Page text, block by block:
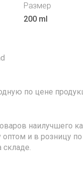
Размер
200 ml
по цене
наилучшего
и в розницу
складе.